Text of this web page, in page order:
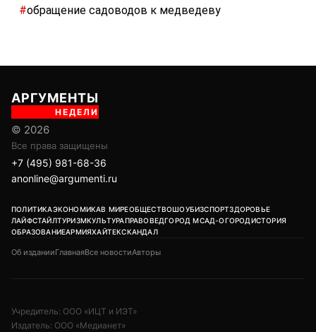
#обращение садоводов к медведеву
АРГУМЕНТЫ
НЕДЕЛИ
© 2026
Все права защищены
+7 (495) 981-68-36
anonline@argumenti.ru
ПОЛИТИКАЭКОНОМИКАВ МИРЕОБЩЕСТВОШОУБИЗСПОРТЗДОРОВЬЕ
ЛАЙФСТАЙЛТУРИЗМКУЛЬТУРАПРАВОВЕДГОРОД МСАД-ОГОРОДИСТОРИЯ
ОБРАЗОВАНИЕАРМИЯХАЙТЕКСКАНДАЛ
Об изданииГлавнаяВсе новостиАвторы
Учредитель: ООО «ИЦТ и ИЭТ»
Издатель: ООО «Медианет»